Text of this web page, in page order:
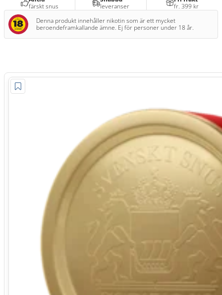
färskt snus
leveranser
fr. 399 kr
Denna produkt innehåller nikotin som är ett mycket
beroendeframkallande ämne. Ej för personer under 18 år.